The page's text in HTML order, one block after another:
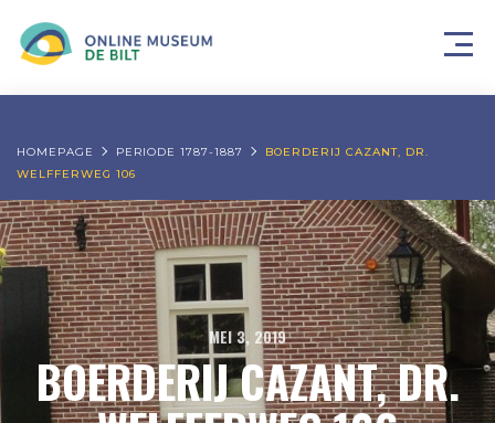
HOMEPAGE PERIODE 1787-1887
BOERDERIJ CAZANT, DR.
WELFFERWEG 106
MEI 3, 2019
BOERDERIJ CAZANT, DR.